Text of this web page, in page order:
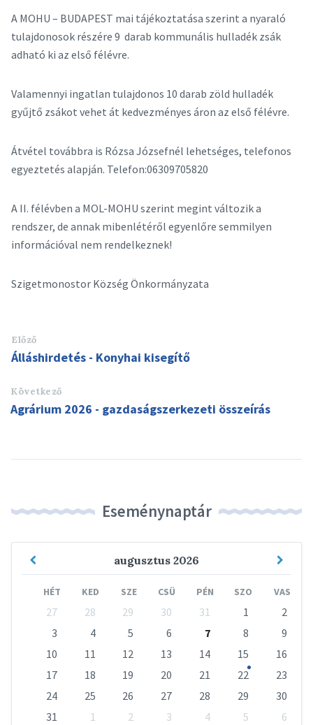
A MOHU – BUDAPEST mai tájékoztatása szerint a nyaraló
tulajdonosok részére 9 darab kommunális hulladék zsák
adható ki az első félévre.
Valamennyi ingatlan tulajdonos 10 darab zöld hulladék
gyűjtő zsákot vehet át kedvezményes áron az első félévre.
Átvétel továbbra is Rózsa Józsefnél lehetséges, telefonos
egyeztetés alapján. Telefon:06309705820
A II. félévben a MOL-MOHU szerint megint változik a
rendszer, de annak mibenlétéről egyenlőre semmilyen
információval nem rendelkeznek!
Szigetmonostor Község Önkormányzata
Előző
Álláshirdetés - Konyhai kisegítő
Következő
Agrárium 2026 - gazdaságszerkezeti összeírás
Eseménynaptár
augusztus 2026
Previous
HÉT KED SZE CSÜ PÉN SZO VAS
calendar
27 28 29 30 31 1
2
3
4 5 6 7 8
9
10
11 12 13 14 15
16
17
18 19 20 21 22
23
24
25 26 27 28 29
30
31
1 2 3 4 5
6